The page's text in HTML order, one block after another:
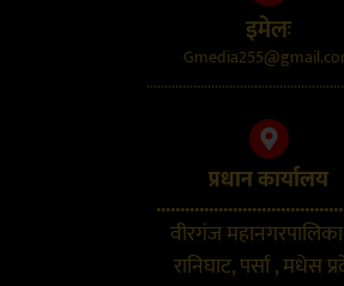
इमेलः
प्रधान कार्यालय
वीरगंज
रानिघाट, पर्सा , मधेस